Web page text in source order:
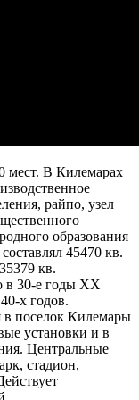
№
зу нет
№
зу
зу нет
зу нет
мест. В Килемарах
райпо, узел
образования
45470 кв.
кв.
в 30-е годы XX
х годов.
в поселок Килемары
установки и в
Центральные
стадион,